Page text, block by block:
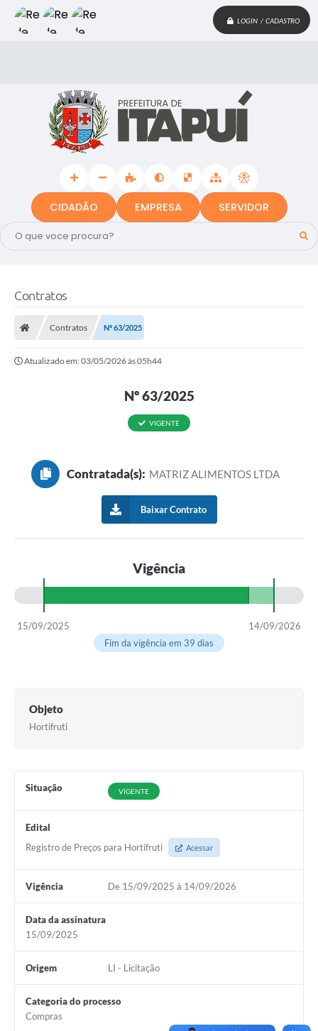
LOGIN / CADASTRO
CIDADÃO EMPRESA SERVIDOR
Contratos
Contratos Nº 63/2025
Atualizado em: 03/05/2026 às 05h44
Nº 63/2025
VIGENTE
Contratada(s): MATRIZ ALIMENTOS LTDA
Baixar Contrato
Vigência
15/09/2025
14/09/2026
Fim da vigência em 39 dias
Objeto
Hortifruti
Situação VIGENTE
Edital
Registro de Preços para Hortifruti
Acessar
Vigência De 15/09/2025 à 14/09/2026
Data da assinatura
15/09/2025
Origem LI - Licitação
Categoria do processo
Compras